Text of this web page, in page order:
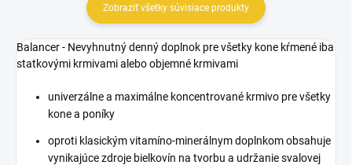
Zobraziť všetky súvisiace produkty
Balancer - Nevyhnutný denný doplnok pre všetky kone kŕmené iba
statkovými krmivami alebo objemné krmivami
univerzálne a maximálne koncentrované krmivo pre všetky
kone a poníky
oproti klasickým vitamíno-minerálnym doplnkom obsahuje
vynikajúce zdroje bielkovín na tvorbu a udržanie svalovej